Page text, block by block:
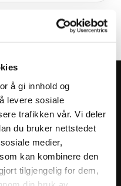
å gi innhold og
levere sosiale
trafikken vår. Vi deler
du bruker nettstedet
medier,
kan kombinere den
tilgjengelig for dem,
din bruk av